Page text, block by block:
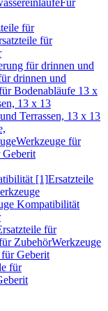
Für
für
für
für drinnen und
drinnen und
Bodenabläufe 13 x
13 x 13
Terrassen, 13 x 13
Werkzeuge für
Geberit
[1]Ersatzteile
Kompatibilität
für
ZubehörWerkzeuge
Geberit
für